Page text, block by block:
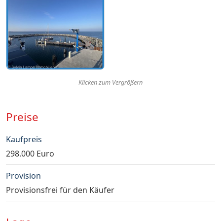
Klicken zum Vergrößern
Preise
Kaufpreis
298.000 Euro
Provision
Provisionsfrei für den Käufer